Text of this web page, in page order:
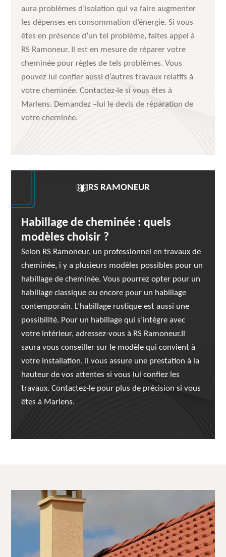
aura problèmes d’isolation qui va faire augmenter
les dépenses en consommation d’énergie. Si vous
êtes en présence d’un tel problème, faites appel à
RS Ramoneur. Il est en mesure de réparer votre
cheminée pour règles de tels problèmes. Vous
pouvez lui confier aussi d’autres travaux relatifs à
votre cheminée. Contactez-le si vous êtes à
Marlens. Demandez –lui le devis de réparation de
votre cheminée.
RS RAMONEUR
Habillage de cheminée : quels
modèles choisir ?
Selon RS Ramoneur, un professionnel en travaux de
cheminée, i y a plusieurs modèles possibles pour un
habillage de cheminée. Vous pourrez opter pour un
habillage classique ou encore pour un habillage
contemporain. L’habillage rustique est aussi une
possibilité. Pour un habillage qui s’intègre avec
votre intérieur, adressez-vous à RS Ramoneur.Il
saura vous conseiller sur le modèle qui convient à
votre installation. Il vous assure une prestation à la
hauteur de vos attentes si vous lui confiez les
travaux. Contactez-le pour plus de précision si vous
êtes à Marlens.